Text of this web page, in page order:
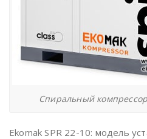
Спиральный
Ekomak SPR 22-10: модель